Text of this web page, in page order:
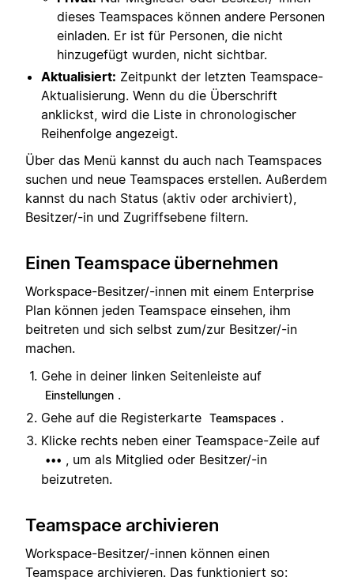
dieses Teamspaces können andere Personen
einladen. Er ist für Personen, die nicht
hinzugefügt wurden, nicht sichtbar.
Aktualisiert: Zeitpunkt der letzten Teamspace-
Aktualisierung. Wenn du die Überschrift
anklickst, wird die Liste in chronologischer
Reihenfolge angezeigt.
Über das Menü kannst du auch nach Teamspaces
suchen und neue Teamspaces erstellen. Außerdem
kannst du nach Status (aktiv oder archiviert),
Besitzer/-in und Zugriffsebene filtern.
Einen Teamspace übernehmen
Workspace-Besitzer/-innen mit einem Enterprise
Plan können jeden Teamspace einsehen, ihm
beitreten und sich selbst zum/zur Besitzer/-in
machen.
Gehe in deiner linken Seitenleiste auf
Einstellungen .
Gehe auf die Registerkarte Teamspaces .
Klicke rechts neben einer Teamspace-Zeile auf
•••
, um als Mitglied oder Besitzer/-in
beizutreten.
Teamspace archivieren
Workspace-Besitzer/-innen können einen
Teamspace archivieren. Das funktioniert so: